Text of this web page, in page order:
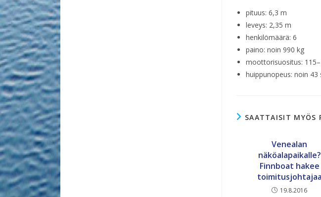
pituus: 6,3 m
leveys: 2,35 m
henkilömäärä: 6
paino: noin 990 kg
moottorisuositus:
huippunopeus: noin 43
SAATTAISIT MYÖS
Venealan
näköalapaikalle?
Finnboat hakee
toimitusjohtajaa
19.8.2016